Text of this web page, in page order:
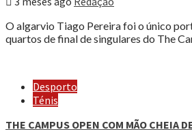
O algarvio Tiago Pereira foi o único
quartos de final de singulares do The
Desporto
Ténis
THE CAMPUS OPEN COM MÃO CHEIA